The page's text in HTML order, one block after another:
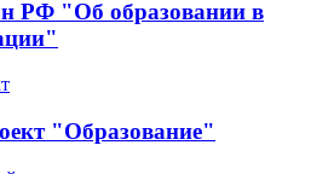
РФ "Об образовании в
"Образование"